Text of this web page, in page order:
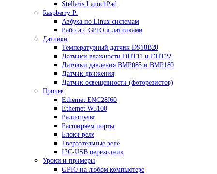
Stellaris LaunchPad
Raspberry Pi
Азбука по Linux системам
Работа с GPIO и датчиками
Датчики
Температурный датчик DS18B20
Датчики влажности DHT11 и DHT22
Датчики давления BMP085 и BMP180
Датчик движения
Датчик освещенности (фоторезистор)
Прочее
Ethernet ENC28J60
Ethernet W5100
Радиопульт
Расширяем порты
Блоки реле
Твертотельные реле
I2C-USB переходник
Уроки и примеры
GPIO на любом компьютере